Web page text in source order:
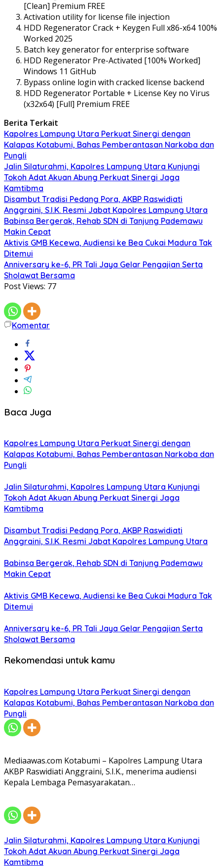
[Clean] Premium FREE
Activation utility for license file injection
HDD Regenerator Crack + Keygen Full x86-x64 100%
Worked 2025
Batch key generator for enterprise software
HDD Regenerator Pre-Activated [100% Worked]
Windows 11 GitHub
Bypass online login with cracked license backend
HDD Regenerator Portable + License Key no Virus
(x32x64) [Full] Premium FREE
Berita Terkait
Kapolres Lampung Utara Perkuat Sinergi dengan
Kalapas Kotabumi, Bahas Pemberantasan Narkoba dan
Pungli
Jalin Silaturahmi, Kapolres Lampung Utara Kunjungi
Tokoh Adat Akuan Abung Perkuat Sinergi Jaga
Kamtibma
Disambut Tradisi Pedang Pora, AKBP Raswidiati
Anggraini, S.I.K. Resmi Jabat Kapolres Lampung Utara
Babinsa Bergerak, Rehab SDN di Tanjung Pademawu
Makin Cepat
Aktivis GMB Kecewa, Audiensi ke Bea Cukai Madura Tak
Ditemui
Anniversary ke-6, PR Tali Jaya Gelar Pengajian Serta
Sholawat Bersama
Post Views: 77
Komentar
Baca Juga
Kapolres Lampung Utara Perkuat Sinergi dengan
Kalapas Kotabumi, Bahas Pemberantasan Narkoba dan
Pungli
Jalin Silaturahmi, Kapolres Lampung Utara Kunjungi
Tokoh Adat Akuan Abung Perkuat Sinergi Jaga
Kamtibma
Disambut Tradisi Pedang Pora, AKBP Raswidiati
Anggraini, S.I.K. Resmi Jabat Kapolres Lampung Utara
Babinsa Bergerak, Rehab SDN di Tanjung Pademawu
Makin Cepat
Aktivis GMB Kecewa, Audiensi ke Bea Cukai Madura Tak
Ditemui
Anniversary ke-6, PR Tali Jaya Gelar Pengajian Serta
Sholawat Bersama
Rekomendasi untuk kamu
Kapolres Lampung Utara Perkuat Sinergi dengan
Kalapas Kotabumi, Bahas Pemberantasan Narkoba dan
Pungli
Mediaawas.com Kotabumi – Kapolres Lampung Utara
AKBP Raswidiati Anggraini, S.I.K., menerima audiensi
Kepala Lembaga Pemasyarakatan…
Jalin Silaturahmi, Kapolres Lampung Utara Kunjungi
Tokoh Adat Akuan Abung Perkuat Sinergi Jaga
Kamtibma